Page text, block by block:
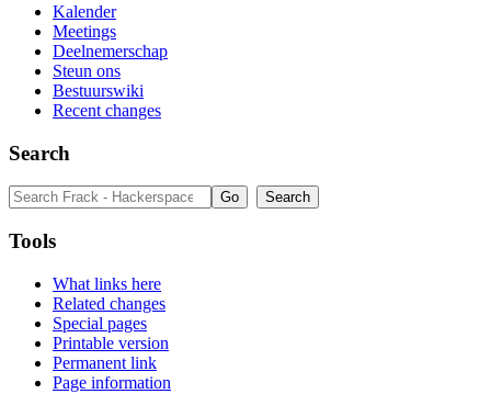
Kalender
Meetings
Deelnemerschap
Steun ons
Bestuurswiki
Recent changes
Search
Tools
What links here
Related changes
Special pages
Printable version
Permanent link
Page information